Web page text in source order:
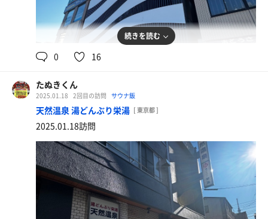
塩そば
＋変り玉
続きを読む
0 16
たぬきくん
2025.01.18 2回目の訪問 サウナ飯
天然温泉 湯どんぶり栄湯 [ 東京都 ]
2025.01.18訪問